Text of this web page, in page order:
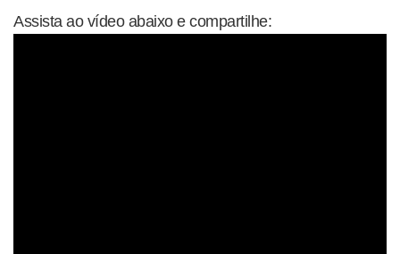
Assista ao vídeo abaixo e compartilhe: